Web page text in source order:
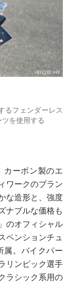
るフェンダーレス
を使用する
カーボン製のエ
ワークのブラン
な造形と、強度
ナブルな価格も
のオフィシャル
ペンションチュ
属。バイクパー
リンピック選手
ラシック系用の